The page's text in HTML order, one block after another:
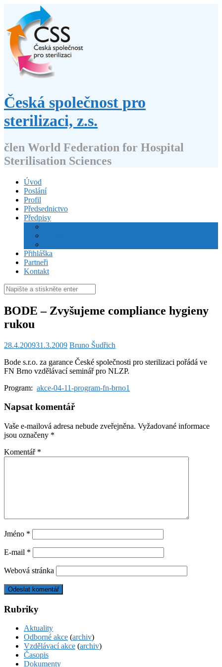
obsahu
webu
Česká společnost pro
sterilizaci, z.s.
člen World Federation for Hospital
Sterilisation Sciences
Úvod
Poslání
Profil
Předsednictvo
Předpisy
Přihláška
Partneři
Kontakt
Hledat:
BODE – Zvyšujeme compliance hygieny
rukou
28.4.200931.3.2009 Bruno Šudřich
Bode s.r.o. za garance České společnosti pro sterilizaci pořádá ve
FN Brno vzdělávací seminář pro NLZP.
Program: akce-04-11-program-fn-brno1
Napsat komentář
Vaše e-mailová adresa nebude zveřejněna. Vyžadované informace
jsou označeny *
Komentář *
Jméno *
E-mail *
Webová stránka
Rubriky
Aktuality
Odborné akce (archiv)
Vzdělávací akce (archiv)
Časopis
Dokumenty